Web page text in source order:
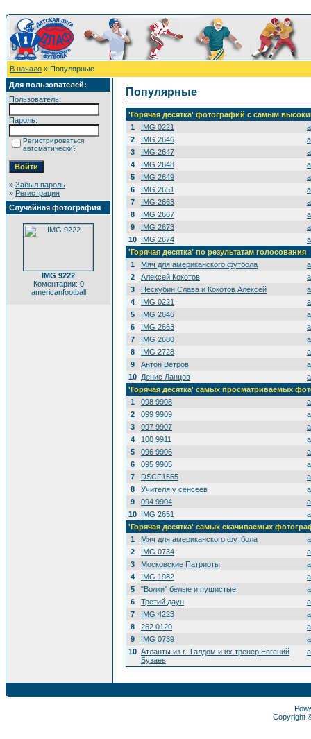
В начало » Популярные
Для пользователей:
Пользователь:
Пароль:
Регистрироваться
автоматически?
» Забыл пароль
» Регистрация
Случайная фотография
IMG 9222
Коментарии: 0
americanfootball
Популярные
'Горячая десятка' фотографий с самым
1
IMG 0221
2
IMG 2646
3
IMG 2647
4
IMG 2648
5
IMG 2649
6
IMG 2651
7
IMG 2663
8
IMG 2667
9
IMG 2673
10 IMG 2674
'Горячая десятка' по результатам голосования
1
Мяч для американского футбола
2
Алексей Кокотов
3
Нескубин Слава и Кокотов Алексей
4
IMG 0221
5
IMG 2646
6
IMG 2663
7
IMG 2680
8
IMG 2728
9
Антон Ветров
10 Денис Ланцов
'Горячая десятка' самых просматриваемых
1
098 9908
2
099 9909
3
097 9907
4
100 9911
5
096 9906
6
095 9905
7
DSCF1565
8
Учителя у сенсеев
9
094 9904
10 IMG 2651
'Горячая десятка' самых скачиваемых
1
Мяч для американского футбола
2
IMG 0734
3
Московские Патриоты
4
IMG 1982
5
"Волки" белые и пушистые
6
Третий даун
7
IMG 4223
8
262 0120
9
IMG 0739
10 Атланты из г. Талдом и их тренер Евгений
Бузаев
Copyright